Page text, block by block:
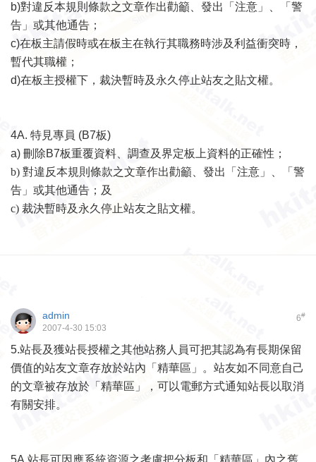
b)對違反本規則條款之文章作出勸籲、發出「注意」、「警
告」或其他通告；
c)在板主請假時或在板主在執行其職務時涉及利益衝突時，
暫代其職權；
d)在板主授權下，裁決暫時及永久停止站友之貼文權。
4A. 特見專員 (B7板)
a) 刪除B7板重覆資料、調查及界定板上資料的正確性；
b) 對違反本規則條款之文章作出勸籲、發出「注意」、「警
告」或其他通告；及
c) 裁決暫時及永久停止站友之貼文權。
6#
admin
2007-4-30 15:03
5.站長及獲站長授權之其他站務人員可把其認為有長期保留
價值的站友文章存放於站內「精華區」。站友如不同意自己
的文章被存放於「精華區」，可以電郵方式通知站長以取消
有關安排。
5A.站長可因應系統資源之考慮把分板和「精華區」內之舊